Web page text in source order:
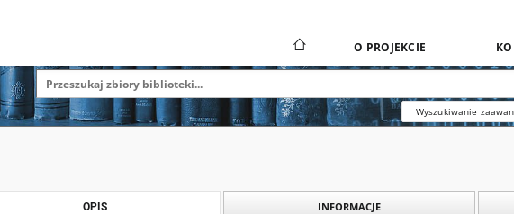
O PROJEKCIE
Wyszukiwanie
OPIS INFORMACJE